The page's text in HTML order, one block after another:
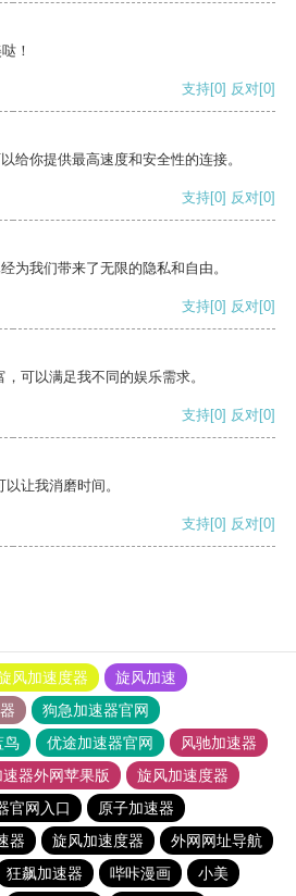
！
支持[0] 反对[0]
给你提供最高速度和安全性的连接。
支持[0] 反对[0]
为我们带来了无限的隐私和自由。
支持[0] 反对[0]
可以满足我不同的娱乐需求。
支持[0] 反对[0]
让我消磨时间。
支持[0] 反对[0]
风加速度器
旋风加速
狗急加速器官网
鸟 优途加速器官网
风驰加速器
器外网苹果版
旋风加速度器
官网入口
原子加速器
器 旋风加速度器
外网网址导航
狂飙加速器 哔咔漫画
小美